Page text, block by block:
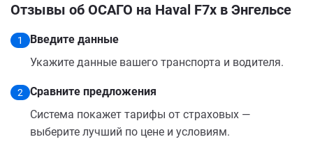
Отзывы об ОСАГО на Haval F7x в Энгельсе
1
Введите данные
Укажите данные вашего транспорта и водителя.
2
Сравните предложения
Система покажет тарифы от страховых —
выберите лучший по цене и условиям.